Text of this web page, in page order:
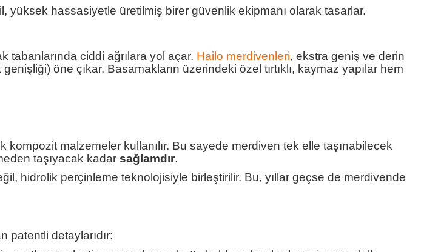
yüksek hassasiyetle üretilmiş birer güvenlik ekipmanı olarak tasarlar.
tabanlarında ciddi ağrılara yol açar. Hailo merdivenleri, ekstra geniş ve derin
öne çıkar. Basamakların üzerindeki özel tırtıklı, kaymaz yapılar hem
kompozit malzemeler kullanılır. Bu sayede merdiven tek elle taşınabilecek
taşıyacak kadar sağlamdır.
hidrolik perçinleme teknolojisiyle birleştirilir. Bu, yıllar geçse de merdivende
patentli detaylarıdır: